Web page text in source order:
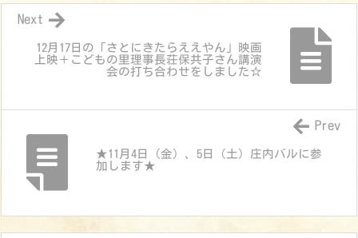
12月17日の「さとにきたらええやん」映画
上映＋こどもの里理事長荘保共子さん講演
会の打ち合わせをしました☆
Next
★11月4日（金）、5日（土）庄内バルに参
加します★
Prev